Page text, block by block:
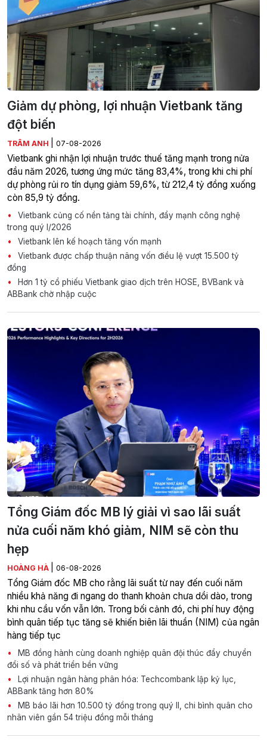
Giảm dự phòng, lợi nhuận Vietbank tăng
đột biến
TRÂM ANH 07-08-2026
Vietbank ghi nhận lợi nhuận trước thuế tăng mạnh trong nửa
đầu năm 2026, tương ứng mức tăng 83,4%, trong khi chi phí
dự phòng rủi ro tín dụng giảm 59,6%, từ 212,4 tỷ đồng xuống
còn 85,9 tỷ đồng.
Vietbank củng cố nền tảng tài chính, đẩy mạnh công nghệ
trong quý I/2026
Vietbank lên kế hoạch tăng vốn mạnh
Vietbank được chấp thuận nâng vốn điều lệ vượt 15.500 tỷ
đồng
Hơn 1 tỷ cổ phiếu Vietbank giao dịch trên HOSE, BVBank và
ABBank chờ nhập cuộc
Tổng Giám đốc MB lý giải vì sao lãi suất
nửa cuối năm khó giảm, NIM sẽ còn thu
hẹp
HOÀNG HÀ 06-08-2026
Tổng Giám đốc MB cho rằng lãi suất từ nay đến cuối năm
nhiều khả năng đi ngang do thanh khoản chưa dồi dào, trong
khi nhu cầu vốn vẫn lớn. Trong bối cảnh đó, chi phí huy động
bình quân tiếp tục tăng sẽ khiến biên lãi thuần (NIM) của ngân
hàng tiếp tục
MB đồng hành cùng doanh nghiệp quân đội thúc đẩy chuyển
đổi số và phát triển bền vững
Lợi nhuận ngân hàng phân hóa: Techcombank lập kỷ lục,
ABBank tăng hơn 80%
MB báo lãi hơn 10.500 tỷ đồng trong quý II, chi bình quân cho
nhân viên gần 54 triệu đồng mỗi tháng